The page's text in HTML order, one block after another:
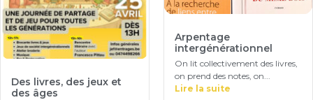
Arpentage
intergénérationnel
On lit collectivement des livres,
on prend des notes, on...
Lire la suite
Des livres, des jeux et
des âges